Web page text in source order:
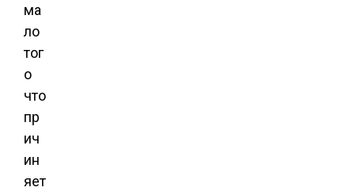
ма
ло
тог
о
что
пр
ич
ин
яет